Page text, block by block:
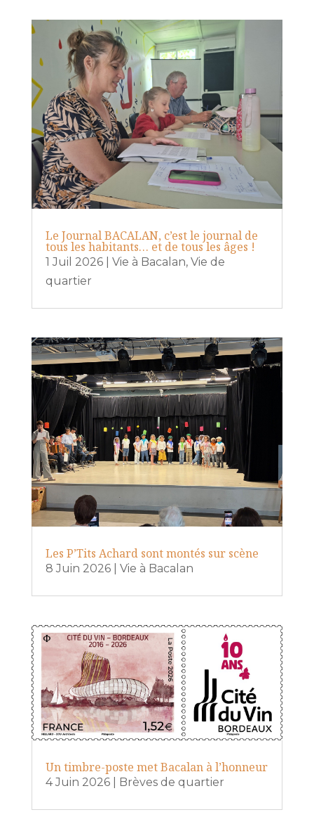
Le Journal BACALAN, c’est le journal de
tous les habitants… et de tous les âges !
1 Juil 2026| Vie à Bacalan, Vie de
quartier
Les P’Tits Achard sont montés sur scène
8 Juin 2026| Vie à Bacalan
Un timbre-poste met Bacalan à l’honneur
4 Juin 2026| Brèves de quartier